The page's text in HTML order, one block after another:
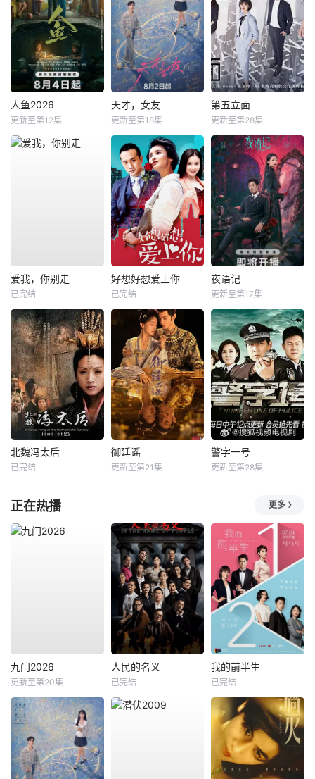
人鱼2026
更新至第12集
天才，女友
更新至第18集
第五立面
更新至第28集
爱我，你别走
已完结
好想好想爱上你
已完结
夜语记
更新至第17集
北魏冯太后
已完结
御廷谣
更新至第21集
警字一号
更新至第28集
正在热播 更多
九门2026
更新至第20集
人民的名义
已完结
我的前半生
已完结